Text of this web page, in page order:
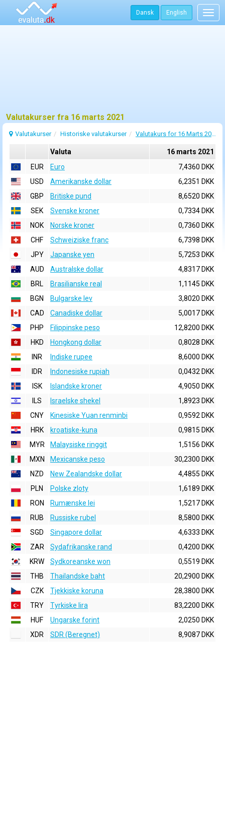
Dansk English
Valutakurser fra 16 marts 2021
Valutakurser Historiske valutakurser Valutakurs for 16 Marts 2021
Valuta
16 marts 2021
EUR
Euro
7,4360 DKK
USD
Amerikanske dollar
6,2351 DKK
GBP
Britiske pund
8,6520 DKK
SEK
Svenske kroner
0,7334 DKK
NOK
Norske kroner
0,7360 DKK
CHF
Schweiziske franc
6,7398 DKK
JPY
Japanske yen
5,7253 DKK
AUD
Australske dollar
4,8317 DKK
BRL
Brasilianske real
1,1145 DKK
BGN
Bulgarske lev
3,8020 DKK
CAD
Canadiske dollar
5,0017 DKK
PHP
Filippinske peso
12,8200 DKK
HKD
Hongkong dollar
0,8028 DKK
INR
Indiske rupee
8,6000 DKK
IDR
Indonesiske rupiah
0,0432 DKK
ISK
Islandske kroner
4,9050 DKK
ILS
Israelske shekel
1,8923 DKK
CNY
Kinesiske Yuan renminbi
0,9592 DKK
HRK
kroatiske-kuna
0,9815 DKK
MYR
Malaysiske ringgit
1,5156 DKK
MXN
Mexicanske peso
30,2300 DKK
NZD
New Zealandske dollar
4,4855 DKK
PLN
Polske zloty
1,6189 DKK
RON
Rumænske lei
1,5217 DKK
RUB
Russiske rubel
8,5800 DKK
SGD
Singapore dollar
4,6333 DKK
ZAR
Sydafrikanske rand
0,4200 DKK
KRW
Sydkoreanske won
0,5519 DKK
THB
Thailandske baht
20,2900 DKK
CZK
Tjekkiske koruna
28,3800 DKK
TRY
Tyrkiske lira
83,2200 DKK
HUF
Ungarske forint
2,0250 DKK
XDR
SDR (Beregnet) 8,9087 DKK